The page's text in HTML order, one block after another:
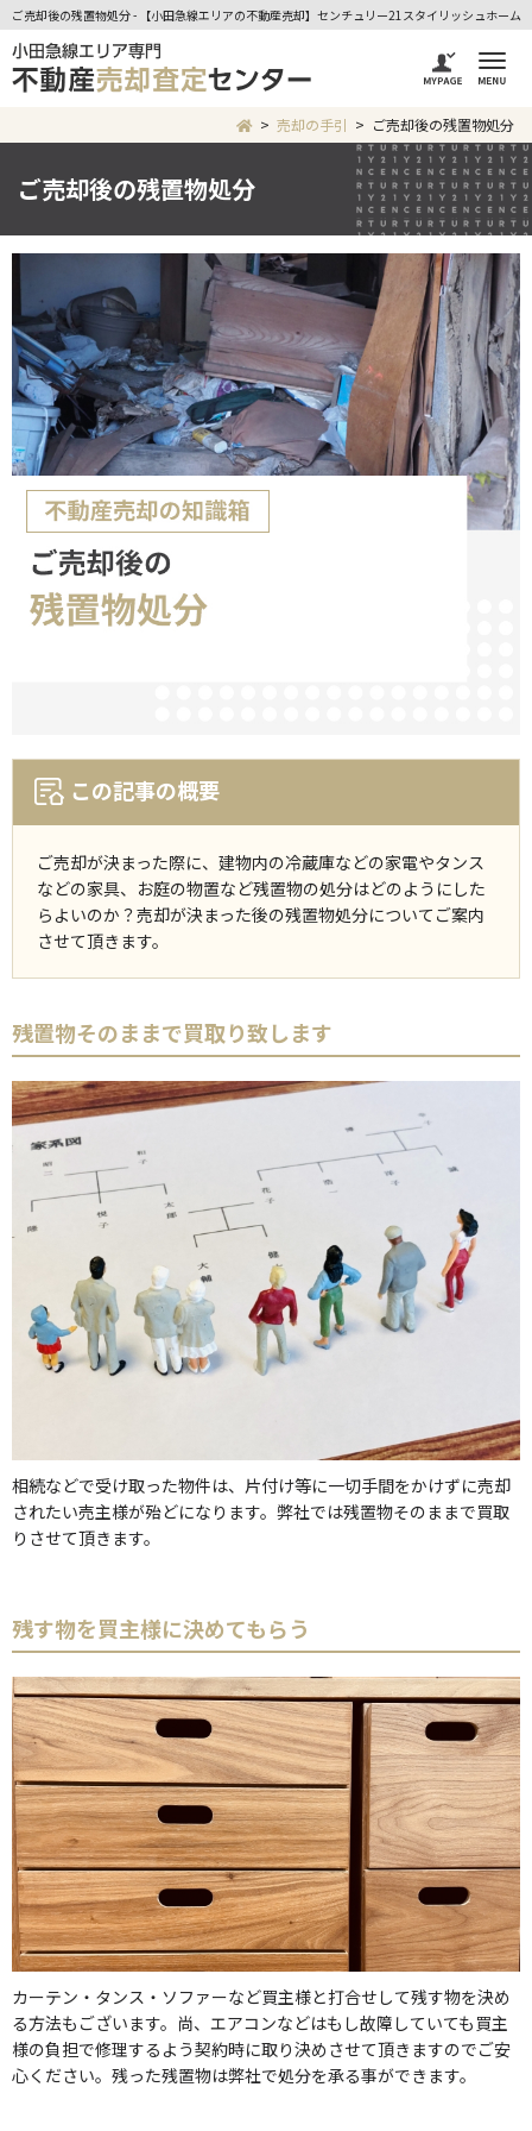
ご売却後の残置物処分 - 【小田急線エリアの不動産売却】センチュリー21スタイリッシュホーム
売却の手引 ご売却後の残置物処分
ご売却後の残置物処分
この記事の概要
ご売却が決まった際に、建物内の冷蔵庫などの家電やタンス
などの家具、お庭の物置など残置物の処分はどのようにした
らよいのか？売却が決まった後の残置物処分についてご案内
させて頂きます。
残置物そのままで買取り致します
相続などで受け取った物件は、片付け等に一切手間をかけずに売却
されたい売主様が殆どになります。弊社では残置物そのままで買取
りさせて頂きます。
残す物を買主様に決めてもらう
カーテン・タンス・ソファーなど買主様と打合せして残す物を決め
る方法もございます。尚、エアコンなどはもし故障していても買主
様の負担で修理するよう契約時に取り決めさせて頂きますのでご安
心ください。残った残置物は弊社で処分を承る事ができます。